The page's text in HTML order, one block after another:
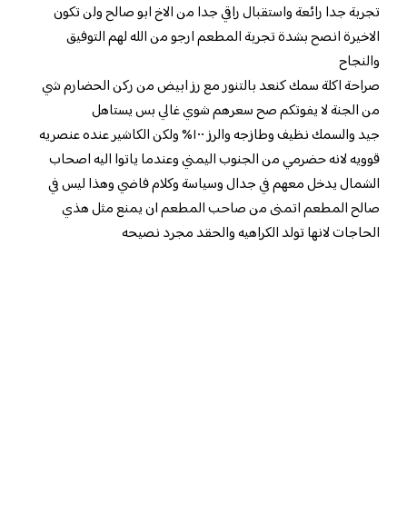
تجربة جدا رائعة واستقبال راقي جدا من الاخ ابو صالح ولن تكون
الاخيرة انصح بشدة تجربة المطعم ارجو من الله لهم التوفيق
والنجاح
صراحة اكلة سمك كنعد بالتنور مع رز ابيض من ركن الحضارم شي
من الجنة لا يفوتكم صح سعرهم شوي غالي بس يستاهل
جيد والسمك نظيف وطازجه والرز ١٠٠% ولكن الكاشير عنده عنصريه
قوويه لانه حضرمي من الجنوب اليمني وعندما ياتوا اليه اصحاب
الشمال يدخل معهم في جدال وسياسة وكلام فاضي وهذا ليس في
صالح المطعم اتمنى من صاحب المطعم ان يمنع مثل هذي
الحاجات لانها تولد الكراهيه والحقد مجرد نصيحه